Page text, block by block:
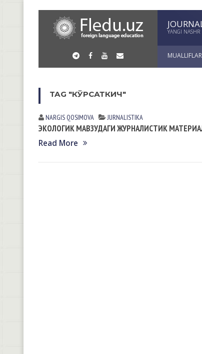
YANGI NASHR
TAG "КЎРСАТКИЧ"
NARGIS QOSIMOVА JURNALISTIKA
ЭКОЛОГИК МАВЗУДАГИ ЖУРНАЛИСТИК
Read More